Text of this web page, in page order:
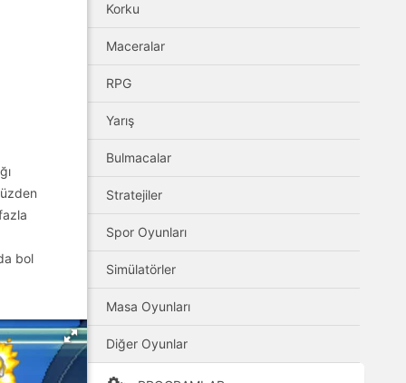
bol
Korku
Maceralar
RPG
Yarış
Bulmacalar
Stratejiler
Spor Oyunları
Simülatörler
Masa Oyunları
Diğer Oyunlar